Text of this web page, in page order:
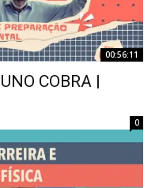
00:56:11
COBRA |
0